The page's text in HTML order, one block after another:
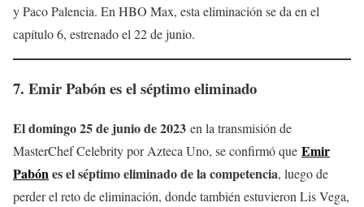
y Paco Palencia. En HBO Max, esta eliminación se da en el
capítulo 6, estrenado el 22 de junio.
7. Emir Pabón es el séptimo eliminado
El domingo 25 de junio de 2023 en la transmisión de
MasterChef Celebrity por Azteca Uno, se confirmó que Emir
Pabónes el séptimo eliminado de la competencia, luego de
perder el reto de eliminación, donde también estuvieron Lis Vega,